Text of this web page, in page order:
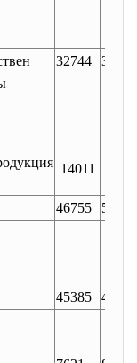
32744
14011
37140
46755
52800
45385
46116